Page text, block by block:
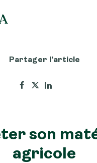
Partager l'article
son
agricole